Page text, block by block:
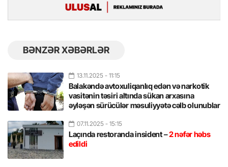
BƏNZƏR XƏBƏRLƏR
13.11.2025 - 11:15
Balakəndə avtoxuliqanlıq edən və narkotik
vasitənin təsiri altında sükan arxasına
əyləşən sürücülər məsuliyyətə cəlb olunublar
07.11.2025 - 15:15
Laçında restoranda insident –2 nəfər həbs
edildi